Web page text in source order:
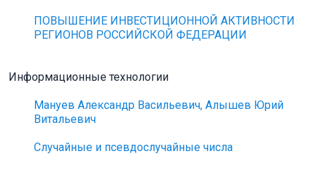
ПОВЫШЕНИЕ ИНВЕСТИЦИОННОЙ АКТИВНОСТИ
РЕГИОНОВ РОССИЙСКОЙ ФЕДЕРАЦИИ
Информационные технологии
Мануев Александр Васильевич, Алышев Юрий
Витальевич
Случайные и псевдослучайные числа